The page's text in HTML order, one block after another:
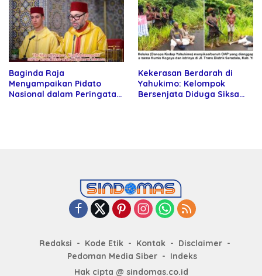
Baginda Raja
Menyampaikan Pidato
Nasional dalam Peringatan
Kekerasan Berdarah di
Yahukimo: Kelompok
Bersenjata Diduga Siksa
Redaksi Kode Etik Kontak
Disclaimer
Pedoman Media Siber
Indeks
Hak cipta @ sindomas.co.id